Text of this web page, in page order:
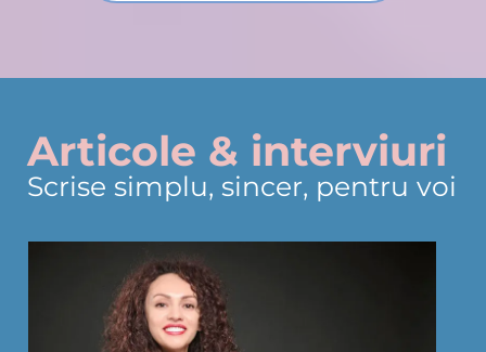
Articole & interviuri
Scrise simplu, sincer, pentru voi